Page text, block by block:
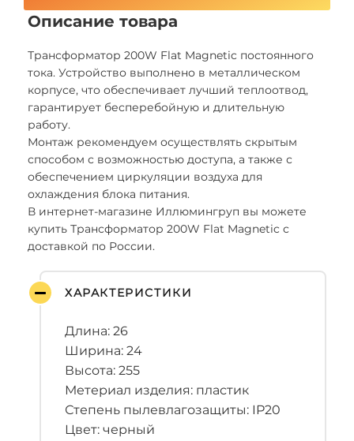
Описание товара
Трансформатор 200W Flat Magnetic постоянного
тока. Устройство выполнено в металлическом
корпусе, что обеспечивает лучший теплоотвод,
гарантирует бесперебойную и длительную
работу.
Монтаж рекомендуем осуществлять скрытым
способом с возможностью доступа, а также с
обеспечением циркуляции воздуха для
охлаждения блока питания.
В интернет-магазине Иллюмингруп вы можете
купить Трансформатор 200W Flat Magnetic с
доставкой по России.
ХАРАКТЕРИСТИКИ
Длина: 26
Ширина: 24
Высота: 255
Метериал изделия: пластик
Степень пылевлагозащиты: IP20
Цвет: черный